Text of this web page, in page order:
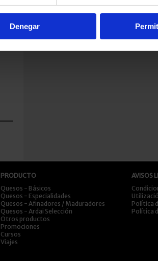
Denegar
PRODUCTO
Quesos - Básicos
Quesos - Especialidades
Quesos - Afinadores / Maduradores
Quesos - Ardai Selección
Otros productos
Promociones
Cursos
Viajes
AVISOS
Política
Política